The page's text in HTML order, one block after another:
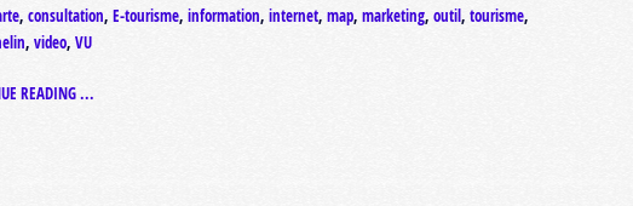
, consultation, E-tourisme, information, internet, map, marketing, outil, tourisme,
, video, VU
READING ...